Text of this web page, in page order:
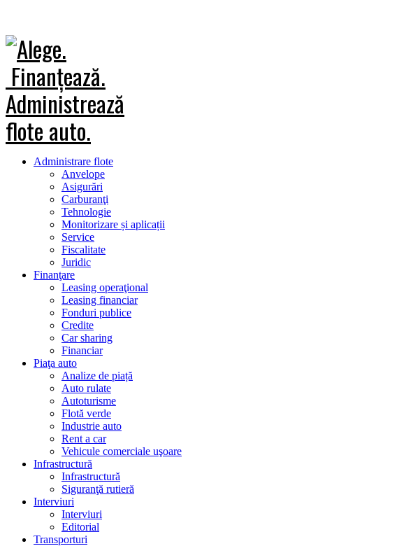
Administrare flote
Anvelope
Asigurări
Carburanţi
Tehnologie
Monitorizare și aplicații
Service
Fiscalitate
Juridic
Finanţare
Leasing operaţional
Leasing financiar
Fonduri publice
Credite
Car sharing
Financiar
Piaţa auto
Analize de piață
Auto rulate
Autoturisme
Flotă verde
Industrie auto
Rent a car
Vehicule comerciale uşoare
Infrastructură
Infrastructură
Siguranţă rutieră
Interviuri
Interviuri
Editorial
Transporturi